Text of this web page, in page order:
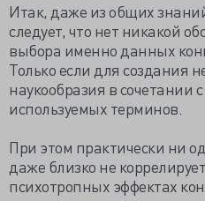
Итак, даже из общих
следует, что нет никакой
выбора именно данных
Только если для создания
наукообразия в сочетании
используемых терминов.
При этом практически ни
даже близко не
психотропных эффектах